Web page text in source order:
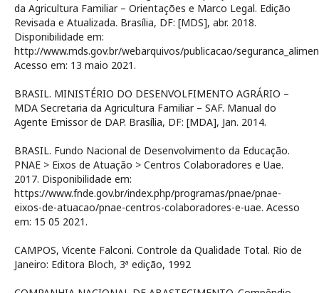
da Agricultura Familiar – Orientações e Marco Legal. Edição
Revisada e Atualizada. Brasília, DF: [MDS], abr. 2018.
Disponibilidade em:
http://www.mds.gov.br/webarquivos/publicacao/
Acesso em: 13 maio 2021.
BRASIL. MINISTÉRIO DO DESENVOLFIMENTO AGRÁRIO –
MDA Secretaria da Agricultura Familiar – SAF. Manual do
Agente Emissor de DAP. Brasília, DF: [MDA], Jan. 2014.
BRASIL. Fundo Nacional de Desenvolvimento da Educação.
PNAE > Eixos de Atuação > Centros Colaboradores e Uae.
2017. Disponibilidade em:
https://www.fnde.gov.br/index.php/programas/pnae/pnae-
eixos-de-atuacao/pnae-centros-colaboradores-e-uae. Acesso
em: 15 05 2021.
CAMPOS, Vicente Falconi. Controle da Qualidade Total. Rio de
Janeiro: Editora Bloch, 3ª edição, 1992